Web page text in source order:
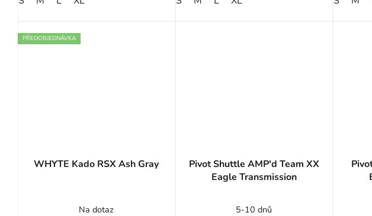
PŘEDOBJEDNÁVKA
WHYTE Kado RSX Ash Gray
Na dotaz
Pivot Shuttle AMP'd Team XX
Eagle Transmission
5-10 dnů